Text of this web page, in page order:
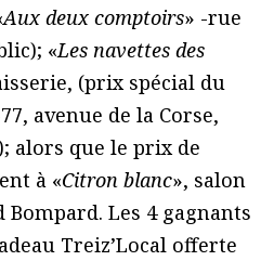
Aux deux comptoirs» -rue
«Les navettes des
(prix spécial du
avenue de la Corse,
alors que le prix de
à «Citron blanc», salon
Bompard. Les 4 gagnants
Treiz’Local offerte